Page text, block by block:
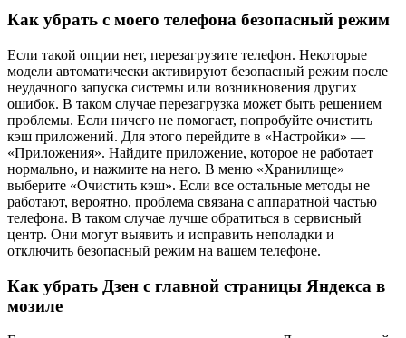
Как убрать с моего телефона безопасный режим
Если такой опции нет, перезагрузите телефон. Некоторые
модели автоматически активируют безопасный режим после
неудачного запуска системы или возникновения других
ошибок. В таком случае перезагрузка может быть решением
проблемы. Если ничего не помогает, попробуйте очистить
кэш приложений. Для этого перейдите в «Настройки» —
«Приложения». Найдите приложение, которое не работает
нормально, и нажмите на него. В меню «Хранилище»
выберите «Очистить кэш». Если все остальные методы не
работают, вероятно, проблема связана с аппаратной частью
телефона. В таком случае лучше обратиться в сервисный
центр. Они могут выявить и исправить неполадки и
отключить безопасный режим на вашем телефоне.
Как убрать Дзен с главной страницы Яндекса в
мозиле